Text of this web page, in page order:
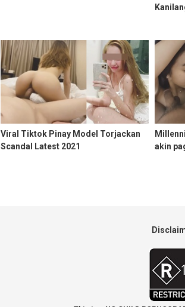
Viral Tiktok Pinay Model Torjackan
Scandal Latest 2021
akin